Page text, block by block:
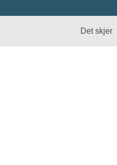
Det skjer